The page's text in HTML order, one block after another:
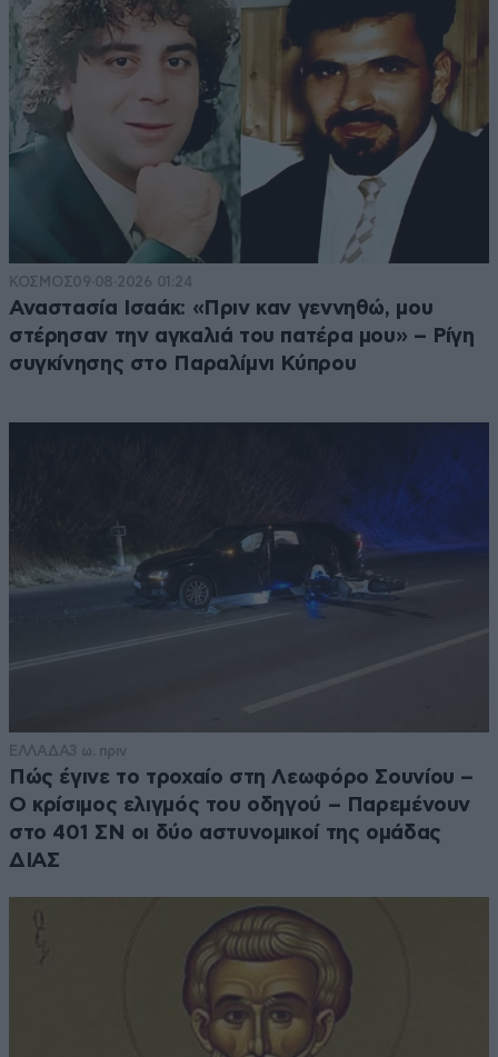
ΚΟΣΜΟΣ09·08·2026 01:24
Αναστασία Ισαάκ: «Πριν καν γεννηθώ, μου
στέρησαν την αγκαλιά του πατέρα μου» – Ρίγη
συγκίνησης στο Παραλίμνι Κύπρου
ΕΛΛΑΔΑ3 ω. πριν
Πώς έγινε το τροχαίο στη Λεωφόρο Σουνίου –
Ο κρίσιμος ελιγμός του οδηγού – Παρεμένουν
στο 401 ΣΝ οι δύο αστυνομικοί της ομάδας
ΔΙΑΣ